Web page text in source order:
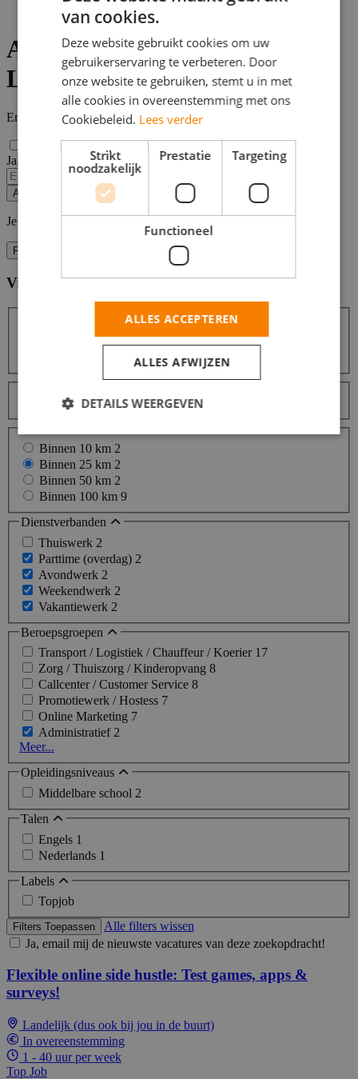
Administratieve vacatures
Administratieve vacatures in
Leeuwarden
Er zijn Administratieve vacatures in Leeuwarden gevonden.
Ja, email mij de nieuwste vacatures van deze zoekopdracht!
If
you
are
a
ignore
this
field
Alert opslaan
Je kunt vacature-alerts op elk moment uitzetten.
Filters
Vind hier de baan die bij jou past Filters
Binnen 10 km 2
Binnen 25 km 2
Binnen 50 km 2
Binnen 100 km 9
Dienstverbanden
Thuiswerk 2
Parttime (overdag) 2
Avondwerk 2
Weekendwerk 2
Vakantiewerk 2
Beroepsgroepen
Transport / Logistiek / Chauffeur / Koerier 17
Zorg / Thuiszorg / Kinderopvang 8
Callcenter / Customer Service 8
Promotiewerk / Hostess 7
Online Marketing 7
Administratief2
Meer...
Opleidingsniveaus
Middelbare school 2
Talen
Engels 1
Nederlands 1
Labels
Topjob
Filters Toepassen
Alle filters wissen
Ja, email mij de nieuwste vacatures van deze zoekopdracht!
Flexible online side hustle: Test games, apps &
surveys!
Landelijk (dus ook bij jou in de buurt)
In overeenstemming
1 - 40 uur per week
Top Job
van cookies.
Deze website gebruikt cookies om uw
gebruikerservaring te verbeteren. Door
onze website te gebruiken, stemt u in met
alle cookies in overeenstemming met ons
Cookiebeleid. Lees verder
Strikt
noodzakelijk
Prestatie Targeting
Functioneel
ALLES ACCEPTEREN
ALLES AFWIJZEN
DETAILS WEERGEVEN